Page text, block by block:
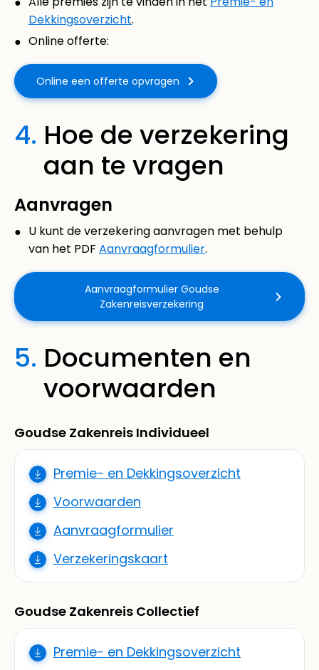
Dekkingsoverzicht.
Online offerte:
Online een offerte opvragen
4. Hoe de verzekering
aan te vragen
Aanvragen
U kunt de verzekering aanvragen met behulp
van het PDF Aanvraagformulier.
Aanvraagformulier Goudse
Zakenreisverzekering
5. Documenten en
voorwaarden
Goudse Zakenreis Individueel
Premie- en Dekkingsoverzicht
Voorwaarden
Aanvraagformulier
Verzekeringskaart
Goudse Zakenreis Collectief
Premie- en Dekkingsoverzicht